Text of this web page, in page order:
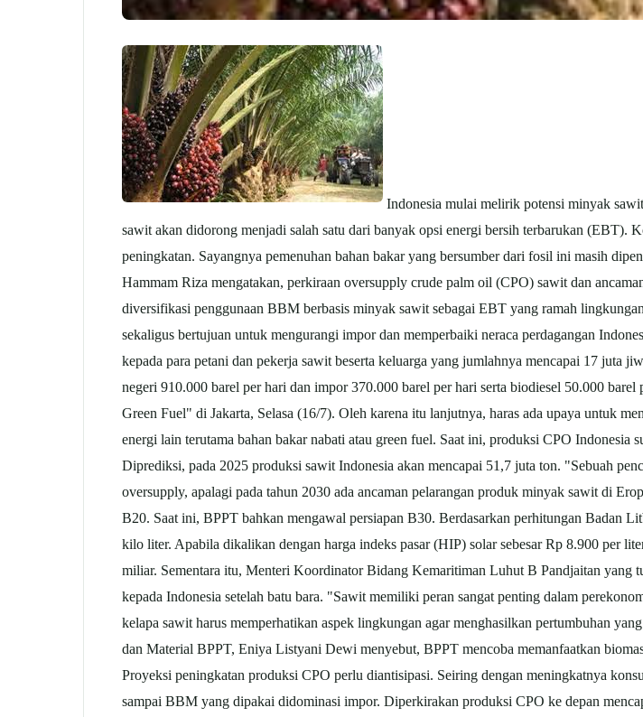
Indonesia mulai melirik potensi minyak sawit
sawit akan didorong menjadi salah satu dari banyak opsi energi bersih terbarukan (EBT).
peningkatan. Sayangnya pemenuhan bahan bakar yang bersumber dari fosil ini masih
Hammam Riza mengatakan, perkiraan oversupply crude palm oil (CPO) sawit dan
diversifikasi penggunaan BBM berbasis minyak sawit sebagai EBT yang ramah
sekaligus bertujuan untuk mengurangi impor dan memperbaiki neraca perdagangan
kepada para petani dan pekerja sawit beserta keluarga yang jumlahnya mencapai 17 juta
negeri 910.000 barel per hari dan impor 370.000 barel per hari serta biodiesel 50.000
Green Fuel" di Jakarta, Selasa (16/7). Oleh karena itu lanjutnya, haras ada upaya untuk
energi lain terutama bahan bakar nabati atau green fuel. Saat ini, produksi CPO Indonesia
Diprediksi, pada 2025 produksi sawit Indonesia akan mencapai 51,7 juta ton. "Sebuah
oversupply, apalagi pada tahun 2030 ada ancaman pelarangan produk minyak sawit di
B20. Saat ini, BPPT bahkan mengawal persiapan B30. Berdasarkan perhitungan Badan
kilo liter. Apabila dikalikan dengan harga indeks pasar (HIP) solar sebesar Rp 8.900 per
miliar. Sementara itu, Menteri Koordinator Bidang Kemaritiman Luhut B Pandjaitan yang
kepada Indonesia setelah batu bara. "Sawit memiliki peran sangat penting dalam
kelapa sawit harus memperhatikan aspek lingkungan agar menghasilkan pertumbuhan
dan Material BPPT, Eniya Listyani Dewi menyebut, BPPT mencoba memanfaatkan
Proyeksi peningkatan produksi CPO perlu diantisipasi. Seiring dengan meningkatnya
sampai BBM yang dipakai didominasi impor. Diperkirakan produksi CPO ke depan